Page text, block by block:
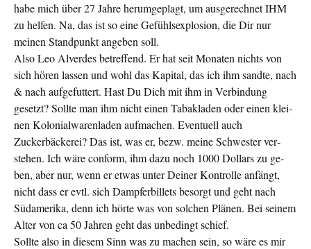
habe mich über 27 Jahre herum­geplagt, um ausge­rechnet IHM
zu helfen. Na, das ist so eine Ge­fühlsexplosion, die Dir nur
meinen Standpunkt angeben soll.
Also Leo Alverdes betreffend. Er hat seit Monaten nichts von
sich hören lassen und wohl das Kapital, das ich ihm sandte, nach
& nach aufgefuttert. Hast Du Dich mit ihm in Verbindung
gesetzt? Sollte man ihm nicht einen Tabakladen oder einen klei­
nen Kolonialwarenladen aufmachen. Eventuell auch
Zuckerbäcke­rei? Das ist, was er, bezw. meine Schwester ver­
stehen. Ich wäre conform, ihm dazu noch 1000 Dollars zu ge­
ben, aber nur, wenn er etwas unter Deiner Kontrolle anfängt,
nicht dass er evtl. sich Dampferbillets besorgt und geht nach
Südamerika, denn ich hörte was von solchen Plänen. Bei seinem
Alter von ca 50 Jahren geht das unbedingt schief.
Sollte also in diesem Sinn was zu machen sein, so wäre es mir